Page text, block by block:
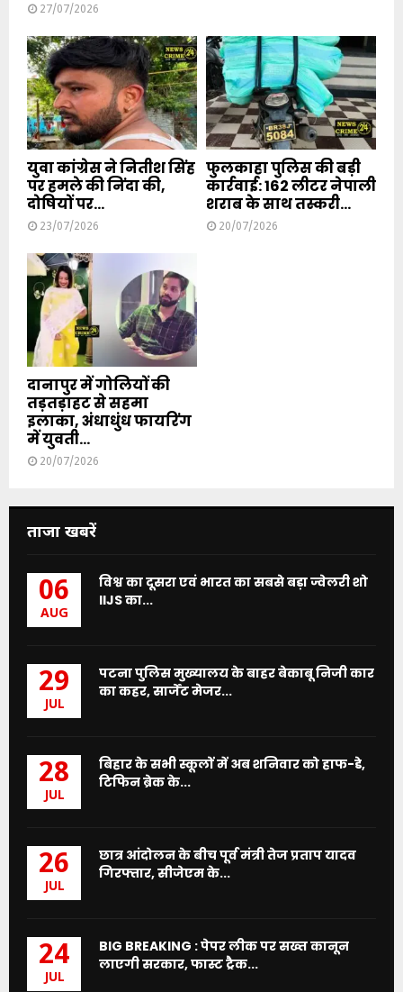
27/07/2026
युवा कांग्रेस ने नितीश सिंह
पर हमले की निंदा की,
दोषियों पर...
23/07/2026
फुलकाहा पुलिस की बड़ी
कार्रवाई: 162 लीटर नेपाली
शराब के साथ तस्करी...
20/07/2026
दानापुर में गोलियों की
तड़तड़ाहट से सहमा
इलाका, अंधाधुंध फायरिंग
में युवती...
20/07/2026
ताजा खबरें
06
AUG
विश्व का दूसरा एवं भारत का सबसे बड़ा ज्वेलरी शो
IIJS का...
29
JUL
पटना पुलिस मुख्यालय के बाहर बेकाबू निजी कार
का कहर, सार्जेंट मेजर...
28
JUL
बिहार के सभी स्कूलों में अब शनिवार को हाफ-डे,
टिफिन ब्रेक के...
26
JUL
छात्र आंदोलन के बीच पूर्व मंत्री तेज प्रताप यादव
गिरफ्तार, सीजेएम के...
24
JUL
BIG BREAKING : पेपर लीक पर सख्त कानून
लाएगी सरकार, फास्ट ट्रैक...